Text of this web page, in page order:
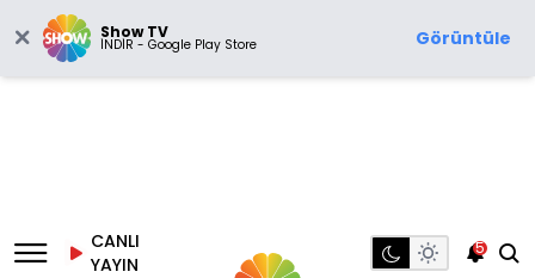
Show TV
İNDİR - Google Play Store Görüntüle
CANLI
YAYIN
5